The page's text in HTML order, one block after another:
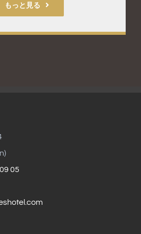
もっと見る
05